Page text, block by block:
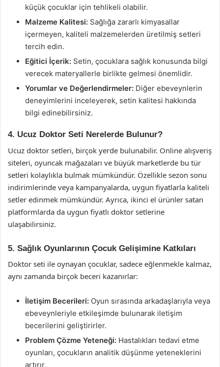
küçük çocuklar için tehlikeli olabilir.
Malzeme Kalitesi: Sağlığa zararlı kimyasallar
içermeyen, kaliteli malzemelerden üretilmiş setleri
tercih edin.
Eğitici İçerik: Setin, çocuklara sağlık konusunda bilgi
verecek materyallerle birlikte gelmesi önemlidir.
Yorumlar ve Değerlendirmeler: Diğer ebeveynlerin
deneyimlerini inceleyerek, setin kalitesi hakkında
bilgi edinebilirsiniz.
4. Ucuz Doktor Seti Nerelerde Bulunur?
Ucuz doktor setleri, birçok yerde bulunabilir. Online alışveriş
siteleri, oyuncak mağazaları ve büyük marketlerde bu tür
setleri kolaylıkla bulmak mümkündür. Özellikle sezon sonu
indirimlerinde veya kampanyalarda, uygun fiyatlarla kaliteli
setler edinmek mümkündür. Ayrıca, ikinci el ürünler satan
platformlarda da uygun fiyatlı doktor setlerine
ulaşabilirsiniz.
5. Sağlık Oyunlarının Çocuk Gelişimine Katkıları
Doktor seti ile oynayan çocuklar, sadece eğlenmekle kalmaz,
aynı zamanda birçok beceri kazanırlar:
İletişim Becerileri: Oyun sırasında arkadaşlarıyla veya
ebeveynleriyle etkileşimde bulunarak iletişim
becerilerini geliştirirler.
Problem Çözme Yeteneği: Hastalıkları tedavi etme
oyunları, çocukların analitik düşünme yeteneklerini
artırır.